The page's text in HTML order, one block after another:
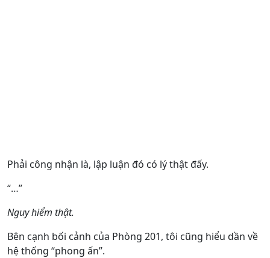
Phải công nhận là, lập luận đó có lý thật đấy.
“…”
Nguy hiểm thật.
Bên cạnh bối cảnh của Phòng 201, tôi cũng hiểu dần về
hệ thống “phong ấn”.